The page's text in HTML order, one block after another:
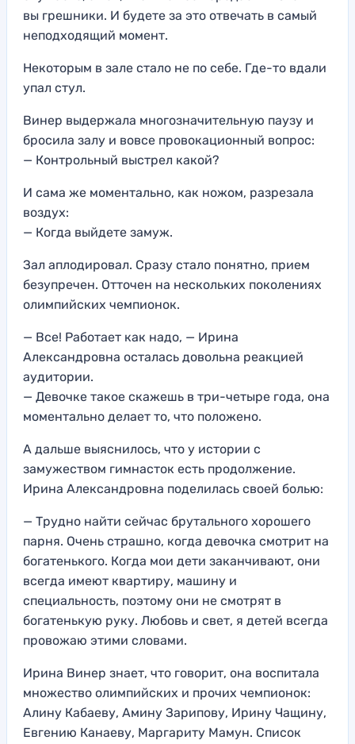
вы грешники. И будете за это отвечать в самый
неподходящий момент.
Некоторым в зале стало не по себе. Где-то вдали
упал стул.
Винер выдержала многозначительную паузу и
бросила залу и вовсе провокационный вопрос:
— Контрольный выстрел какой?
И сама же моментально, как ножом, разрезала
воздух:
— Когда выйдете замуж.
Зал аплодировал. Сразу стало понятно, прием
безупречен. Отточен на нескольких поколениях
олимпийских чемпионок.
— Все! Работает как надо, — Ирина
Александровна осталась довольна реакцией
аудитории.
— Девочке такое скажешь в три-четыре года, она
моментально делает то, что положено.
А дальше выяснилось, что у истории с
замужеством гимнасток есть продолжение.
Ирина Александровна поделилась своей болью:
— Трудно найти сейчас брутального хорошего
парня. Очень страшно, когда девочка смотрит на
богатенького. Когда мои дети заканчивают, они
всегда имеют квартиру, машину и
специальность, поэтому они не смотрят в
богатенькую руку. Любовь и свет, я детей всегда
провожаю этими словами.
Ирина Винер знает, что говорит, она воспитала
множество олимпийских и прочих чемпионок:
Алину Кабаеву, Амину Зарипову, Ирину Чащину,
Евгению Канаеву, Маргариту Мамун. Список